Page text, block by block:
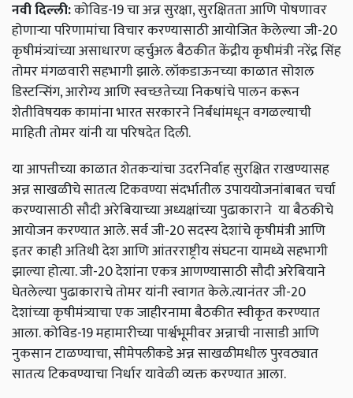
नवी दिल्‍ली:कोविड-19 चा अन्न सुरक्षा, सुरक्षितता आणि पोषणावर
होणाऱ्या परिणामांचा विचार करण्यासाठी आयोजित केलेल्या जी-20
कृषीमंत्र्यांच्या असाधारण व्हर्चुअल बैठकीत केंद्रीय कृषीमंत्री नरेंद्र सिंह
तोमर मंगळवारी सहभागी झाले. लॉकडाऊनच्या काळात सोशल
डिस्टन्सिंग, आरोग्य आणि स्वच्छतेच्या निकषांचे पालन करून
शेतीविषयक कामांना भारत सरकारने निर्बंधांमधून वगळल्याची
माहिती तोमर यांनी या परिषदेत दिली.
या आपत्तीच्या काळात शेतकऱ्यांचा उदरनिर्वाह सुरक्षित राखण्यासह
अन्न साखळीचे सातत्य टिकवण्या संदर्भातील उपाययोजनांबाबत चर्चा
करण्यासाठी सौदी अरेबियाच्या अध्यक्षांच्या पुढाकाराने या बैठकीचे
आयोजन करण्यात आले. सर्व जी-20 सदस्य देशांचे कृषीमंत्री आणि
इतर काही अतिथी देश आणि आंतरराष्ट्रीय संघटना यामध्ये सहभागी
झाल्या होत्या. जी-20 देशांना एकत्र आणण्यासाठी सौदी अरेबियाने
घेतलेल्या पुढाकाराचे तोमर यांनी स्वागत केले.त्यानंतर जी-20
देशांच्या कृषीमंत्र्याचा एक जाहीरनामा बैठकीत स्वीकृत करण्यात
आला. कोविड-19 महामारीच्या पार्श्वभूमीवर अन्नाची नासाडी आणि
नुकसान टाळण्याचा, सीमेपलीकडे अन्न साखळीमधील पुरवठ्यात
सातत्य टिकवण्याचा निर्धार यावेळी व्यक्त करण्यात आला.